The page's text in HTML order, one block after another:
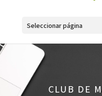
Seleccionar página
CLUB DE